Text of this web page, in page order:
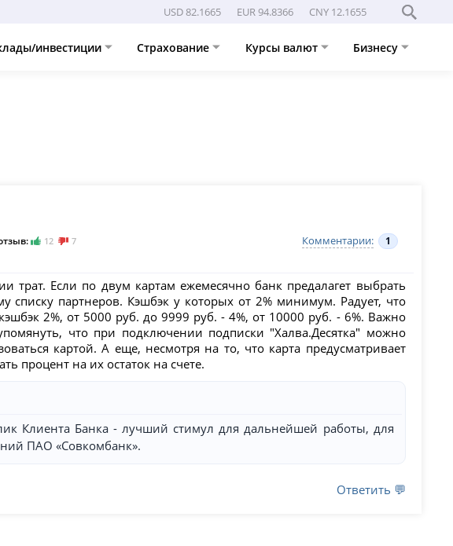
USD 82.1665 EUR 94.8366 CNY 12.1655
инвестиции Страхование Курсы валют Бизнесу
12 7 Комментарии: 1
Если по двум картам ежемесячно банк предалагет выбрать
списку партнеров. Кэшбэк у которых от 2% минимум. Радует, что
2%, от 5000 руб. до 9999 руб. - 4%, от 10000 руб. - 6%. Важно
что при подключении подписки "Халва.Десятка" можно
картой. А еще, несмотря на то, что карта предусматривает
процент на их остаток на счете.
Клиента Банка - лучший стимул для дальнейшей работы, для
ПАО «Совкомбанк».
Ответить 💬